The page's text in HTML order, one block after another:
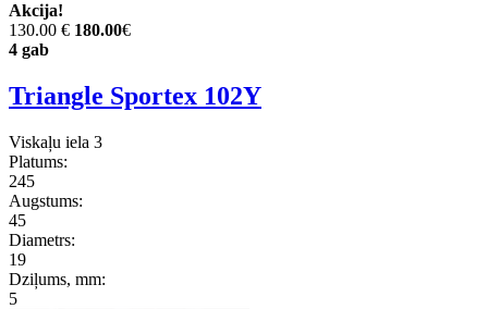
Akcija!
130.00 € 180.00€
4 gab
Triangle Sportex 102Y
Viskaļu iela 3
Platums:
245
Augstums:
45
Diametrs:
19
Dziļums, mm:
5